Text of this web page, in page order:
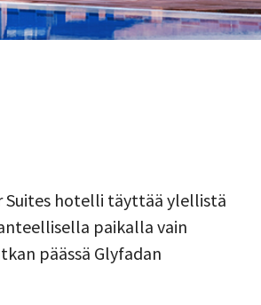
Suites hotelli täyttää ylellistä
paikalla vain
päässä Glyfadan